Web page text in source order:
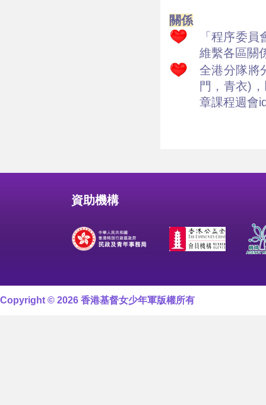
關係
「程序委
維繫各區關
全港分隊將
門，青衣)
章課程週會
資助機構
Copyright © 2026 香港基督女少年軍版權所有